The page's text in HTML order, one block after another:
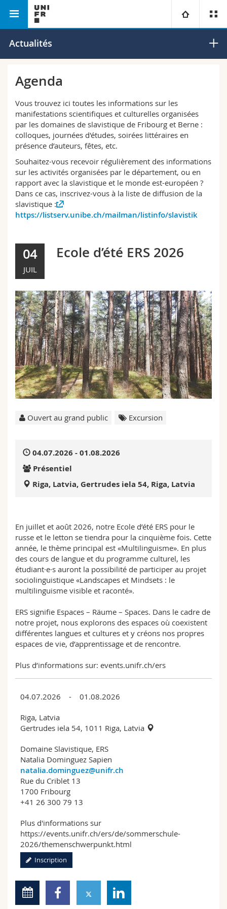
Université
Recherche
Université
Formation continue
Droit
Sciences économiques et sociales et management
Lettres et sciences humaines
Sciences de l'éducation et de la formation
Interfacultaire
Futurs étudiants
Médias
Chercheurs
Doctorants
Ressources
Annuaire du personnel
Plan d'accès
Bibliothèques
MyUnifr
Faculté des lettres et des sciences humaines Slavistique
Actualités
Agenda
Vous trouvez ici toutes les informations sur les
manifestations scientifiques et culturelles organisées
par les domaines de slavistique de Fribourg et Berne :
colloques, journées d'études, soirées littéraires en
présence d’auteurs, fêtes, etc.
Souhaitez-vous recevoir régulièrement des informations
sur les activités organisées par le département, ou en
rapport avec la slavistique et le monde est-européen ?
Dans ce cas, inscrivez-vous à la liste de diffusion de la
slavistique :
https://listserv.unibe.ch/mailman/listinfo/slavistik
04
JUIL
Ecole d’été ERS 2026
Ouvert au grand public Excursion
04.07.2026 - 01.08.2026
Présentiel
Riga, Latvia, Gertrudes iela 54, Riga, Latvia
En juillet et août 2026, notre Ecole d’été ERS pour le
russe et le letton se tiendra pour la cinquième fois. Cette
année, le thème principal est «Multilinguisme». En plus
des cours de langue et du programme culturel, les
étudiant·e·s auront la possibilité de participer au projet
sociolinguistique «Landscapes et Mindsets : le
multilinguisme visible et raconté».
ERS signifie Espaces – Räume – Spaces. Dans le cadre de
notre projet, nous explorons des espaces où coexistent
différentes langues et cultures et y créons nos propres
espaces de vie, d’apprentissage et de rencontre.
Plus d’informations sur: events.unifr.ch/ers
04.07.2026 - 01.08.2026
Riga, Latvia
Gertrudes iela 54, 1011 Riga, Latvia
Domaine Slavistique, ERS
Natalia Dominguez Sapien
natalia.dominguez@unifr.ch
Rue du Criblet 13
1700 Fribourg
+41 26 300 79 13
Plus d'informations sur
https://events.unifr.ch/ers/de/sommerschule-
2026/themenschwerpunkt.html
Inscription